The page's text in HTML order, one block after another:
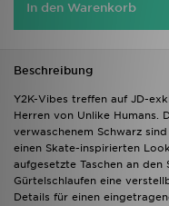
In den Warenkorb
Beschreibung
Y2K-Vibes treffen auf JD-
Herren von Unlike Humans.
verwaschenem Schwarz
einen Skate-inspirierten
aufgesetzte Taschen an
Gürtelschlaufen eine
Details für einen